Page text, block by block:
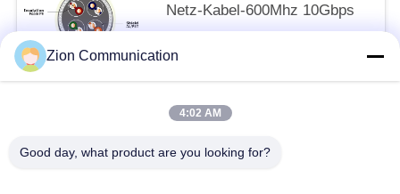
Netz-Kabel-600Mhz 10Gbps
TRETEN SIE MIT UNS IN
VERBINDUNG
Zion Communication
4:02 AM
Good day, what product are you looking for?